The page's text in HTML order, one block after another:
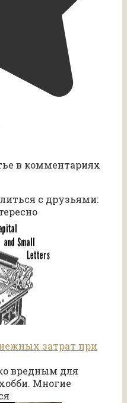
в комментариях
с друзьями:
затрат при
вредным для
Многие